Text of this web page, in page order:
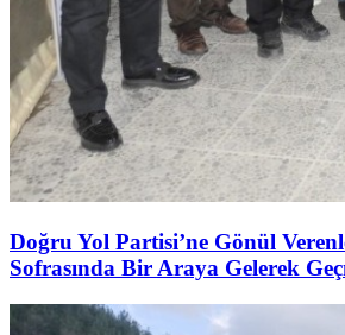
Doğru Yol Partisi’ne Gönül
Sofrasında Bir Araya Gelerek